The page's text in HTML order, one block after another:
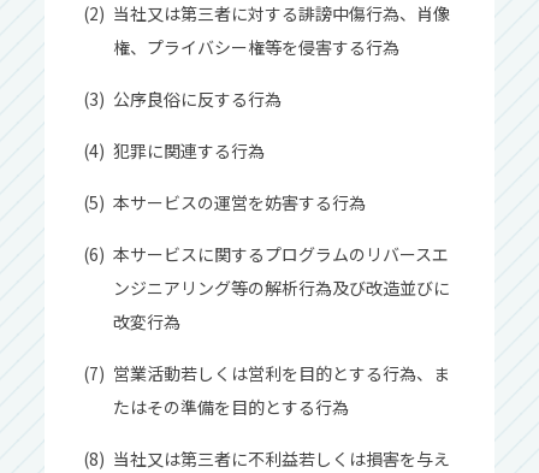
当社⼜は第三者に対する誹謗中傷⾏為、肖像
権、プライバシー権等を侵害する⾏為
公序良俗に反する⾏為
犯罪に関連する⾏為
本サービスの運営を妨害する⾏為
本サービスに関するプログラムのリバースエ
ンジニアリング等の解析⾏為及び改造並びに
改変⾏為
営業活動若しくは営利を⽬的とする⾏為、ま
たはその準備を⽬的とする⾏為
当社⼜は第三者に不利益若しくは損害を与え